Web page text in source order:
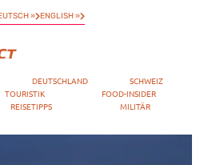
» ENGLISH »
DEUTSCHLAND
SCHWEIZ
TOURISTIK
FOOD-INSIDER
REISETIPPS MILITÄR